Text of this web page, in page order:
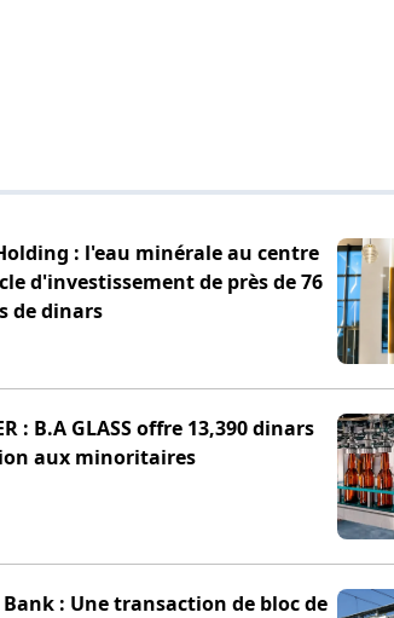
: l'eau minérale au centre
d'investissement de près de 76
de dinars
: B.A GLASS offre 13,390 dinars
aux minoritaires
: Une transaction de bloc de